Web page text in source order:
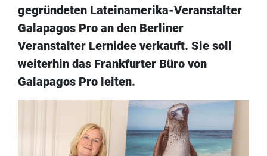
gegründeten Lateinamerika-Veranstalter
Galapagos Pro an den Berliner
Veranstalter Lernidee verkauft. Sie soll
weiterhin das Frankfurter Büro von
Galapagos Pro leiten.